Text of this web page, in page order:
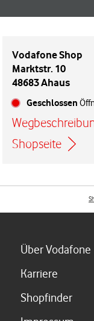
Vodafone Shop
Marktstr. 10
48683 Ahaus
Geschlossen
Link öffnet in
Shopseite
Über Vodafone
Karriere
ShopfinderLink